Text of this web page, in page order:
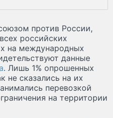
против России,
российских
на международных
данные
. Лишь 1% опрошенных
не сказались на их
перевозкой
на территории